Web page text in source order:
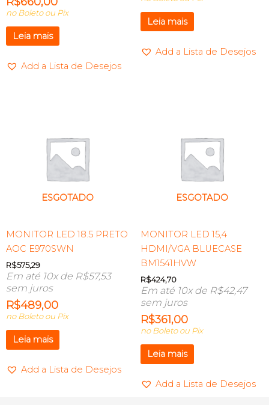
no Boleto ou Pix
Leia mais
Add a Lista de Desejos
Leia mais
Add a Lista de Desejos
ESGOTADO
MONITOR LED 18.5 PRETO
AOC E970SWN
R$575,29
Em até 10x de R$57,53
sem juros
R$489,00
no Boleto ou Pix
Leia mais
Add a Lista de Desejos
ESGOTADO
MONITOR LED 15,4
HDMI/VGA BLUECASE
BM1541HVW
R$424,70
Em até 10x de R$42,47
sem juros
R$361,00
no Boleto ou Pix
Leia mais
Add a Lista de Desejos